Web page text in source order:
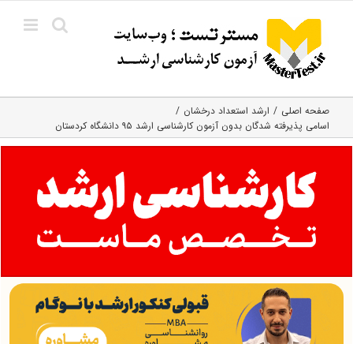
content
صفحه اصلی
ارشد استعداد درخشان
اسامی پذیرفته شدگان بدون آزمون کارشناسی ارشد ۹۵ دانشگاه کردستان